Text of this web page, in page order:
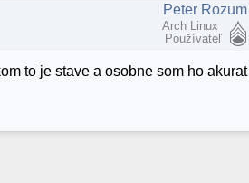
Peter Rozum
Arch Linux
Používateľ
to je stave a osobne som ho akurat